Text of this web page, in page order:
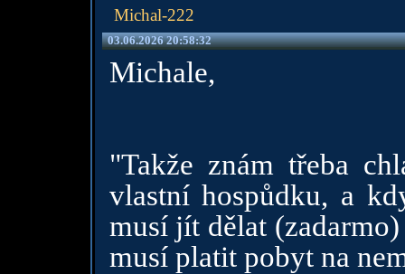
Michal-222
03.06.2026 20:58:32
Michale,
"Takže znám třeba
vlastní hospůdku, a
musí jít dělat
musí platit pobyt na